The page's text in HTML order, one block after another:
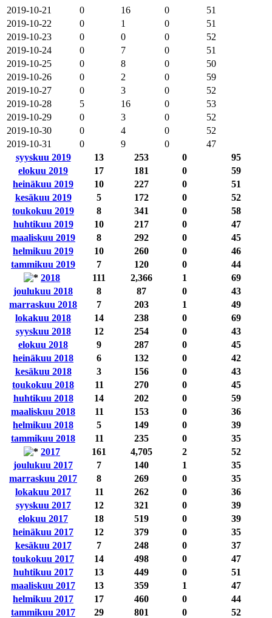
2019-10-21
0 16 0
51
2019-10-22
0 1 0
51
2019-10-23
0 0 0
52
2019-10-24
0 7 0
51
2019-10-25
0 8 0
50
2019-10-26
0 2 0
59
2019-10-27
0 3 0
52
2019-10-28
5 16 0
53
2019-10-29
0 3 0
52
2019-10-30
0 4 0
52
2019-10-31
0 9 0
47
syyskuu 2019
13 253 0
95
elokuu 2019
17 181 0
59
heinäkuu 2019
10 227 0
51
kesäkuu 2019
5 172 0
52
toukokuu 2019
8 341 0
58
huhtikuu 2019
10 217 0
47
maaliskuu 2019
8 292 0
45
helmikuu 2019
10 260 0
46
tammikuu 2019
7 120 0
44
2018
111 2,366 1
69
joulukuu 2018
8 87 0
43
marraskuu 2018
7 203 1
49
lokakuu 2018
14 238 0
69
syyskuu 2018
12 254 0
43
elokuu 2018
9 287 0
45
heinäkuu 2018
6 132 0
42
kesäkuu 2018
3 156 0
43
toukokuu 2018
11 270 0
45
huhtikuu 2018
14 202 0
59
maaliskuu 2018
11 153 0
36
helmikuu 2018
5 149 0
39
tammikuu 2018
11 235 0
35
2017
161 4,705 2
52
joulukuu 2017
7 140 1
35
marraskuu 2017
8 269 0
35
lokakuu 2017
11 262 0
36
syyskuu 2017
12 321 0
39
elokuu 2017
18 519 0
39
heinäkuu 2017
12 379 0
35
kesäkuu 2017
7 248 0
37
toukokuu 2017
14 498 0
47
huhtikuu 2017
13 449 0
51
maaliskuu 2017
13 359 1
47
helmikuu 2017
17 460 0
44
tammikuu 2017
29 801 0
52